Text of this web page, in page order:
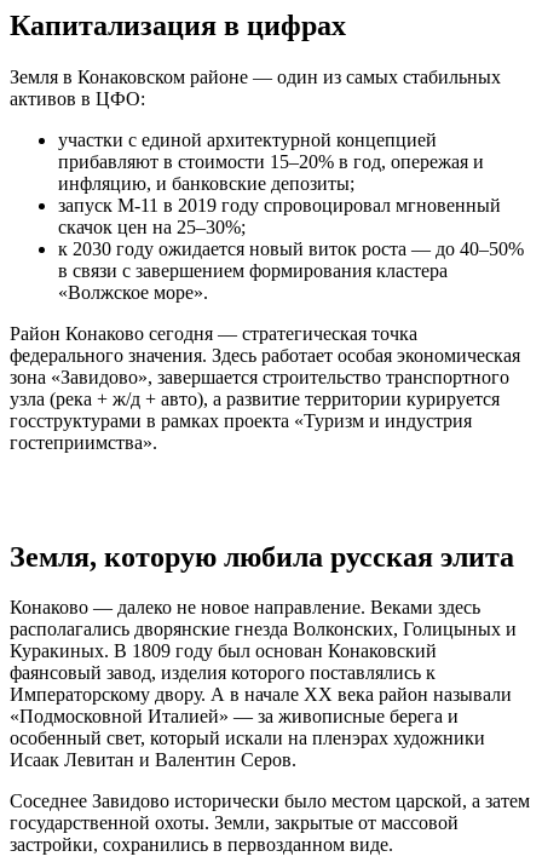
Капитализация в цифрах
Земля в Конаковском районе — один из самых стабильных
активов в ЦФО:
участки с единой архитектурной концепцией
прибавляют в стоимости 15–20% в год, опережая и
инфляцию, и банковские депозиты;
запуск М-11 в 2019 году спровоцировал мгновенный
скачок цен на 25–30%;
к 2030 году ожидается новый виток роста — до 40–50%
в связи с завершением формирования кластера
«Волжское море».
Район Конаково сегодня — стратегическая точка
федерального значения. Здесь работает особая экономическая
зона «Завидово», завершается строительство транспортного
узла (река + ж/д + авто), а развитие территории курируется
госструктурами в рамках проекта «Туризм и индустрия
гостеприимства».
Земля, которую любила русская элита
Конаково — далеко не новое направление. Веками здесь
располагались дворянские гнезда Волконских, Голицыных и
Куракиных. В 1809 году был основан Конаковский
фаянсовый завод, изделия которого поставлялись к
Императорскому двору. А в начале XX века район называли
«Подмосковной Италией» — за живописные берега и
особенный свет, который искали на пленэрах художники
Исаак Левитан и Валентин Серов.
Соседнее Завидово исторически было местом царской, а затем
государственной охоты. Земли, закрытые от массовой
застройки, сохранились в первозданном виде.